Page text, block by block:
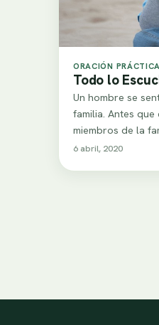
ORACIÓN
Todo lo
Un hombre se
familia. Antes
miembros de la
6 abril, 2020